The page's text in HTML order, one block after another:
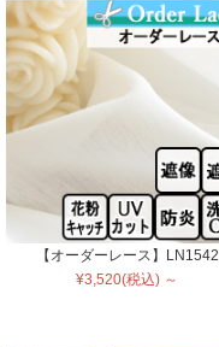
【オーダーレース】LN1542
¥3,520(税込) ～